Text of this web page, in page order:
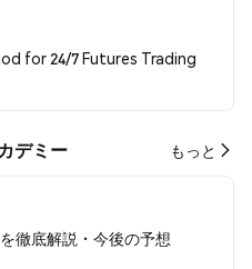
for 24/7 Futures Trading
デミー もっと
徹底解説・今後の予想